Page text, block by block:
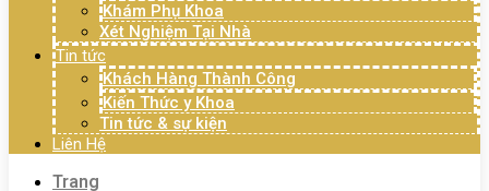
Khám Phụ Khoa
Xét Nghiệm Tại Nhà
Tin tức
Khách Hàng Thành Công
Kiến Thức y Khoa
Tin tức & sự kiện
Liên Hệ
Trang